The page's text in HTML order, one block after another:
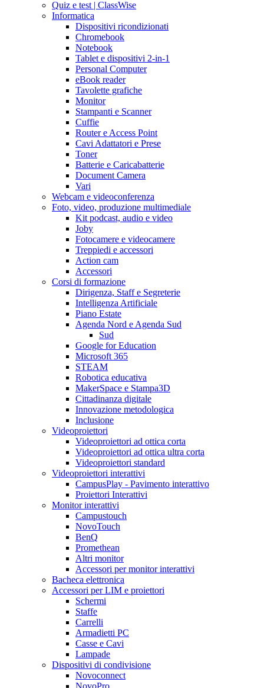
Quiz e test | ClassWise
Informatica
Dispositivi ricondizionati
Chromebook
Notebook
Tablet e dispositivi 2-in-1
Personal Computer
eBook reader
Tavolette grafiche
Monitor
Stampanti e Scanner
Cuffie
Router e Access Point
Cavi Adattatori e Prese
Toner
Batterie e Caricabatterie
Document Camera
Vari
Webcam e videoconferenza
Foto, video, produzione multimediale
Kit podcast, audio e video
Joby
Fotocamere e videocamere
Treppiedi e accessori
Action cam
Accessori
Corsi di formazione
Dirigenza, Staff e Segreterie
Intelligenza Artificiale
Piano Estate
Agenda Nord e Agenda Sud
Sud
Google for Education
Microsoft 365
STEAM
Robotica educativa
MakerSpace e Stampa3D
Cittadinanza digitale
Innovazione metodologica
Inclusione
Videoproiettori
Videoproiettori ad ottica corta
Videoproiettori ad ottica ultra corta
Videoproiettori standard
Videoproiettori interattivi
CampusPlay - Pavimento interattivo
Proiettori Interattivi
Monitor interattivi
Campustouch
NovoTouch
BenQ
Promethean
Altri monitor
Accessori per monitor interattivi
Bacheca elettronica
Accessori per LIM e proiettori
Schermi
Staffe
Carrelli
Armadietti PC
Casse e Cavi
Lampade
Dispositivi di condivisione
Novoconnect
NovoPro